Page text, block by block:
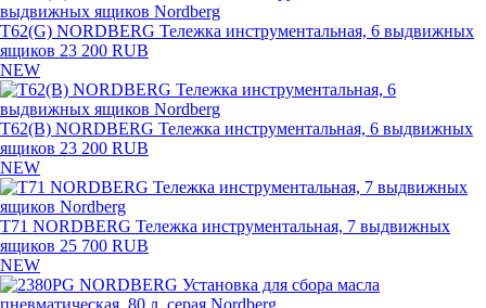
T62(G) NORDBERG Тележка инструментальная, 6 выдвижных
ящиков 23 200 RUB
NEW
T62(B) NORDBERG Тележка инструментальная, 6 выдвижных
ящиков 23 200 RUB
NEW
T71 NORDBERG Тележка инструментальная, 7 выдвижных
ящиков 25 700 RUB
NEW